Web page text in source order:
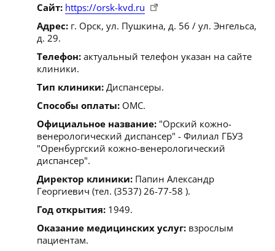
Сайт: https://orsk-kvd.ru
Адрес: г. Орск, ул. Пушкина, д. 56 / ул. Энгельса,
д. 29.
Телефон: актуальный телефон указан на сайте
клиники.
Тип клиники: Диспансеры.
Способы оплаты: ОМС.
Официальное название: "Орский кожно-
венерологический диспансер" - Филиал ГБУЗ
"Оренбургский кожно-венерологический
диспансер".
Директор клиники: Папин Александр
Георгиевич (тел. (3537) 26-77-58 ).
Год открытия: 1949.
Оказание медицинских услуг: взрослым
пациентам.